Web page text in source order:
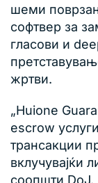
шеми
софтвер за
гласови и
жртви.
„Huione
escrow
трансакции
вклучувајќи
соопшти DoJ.